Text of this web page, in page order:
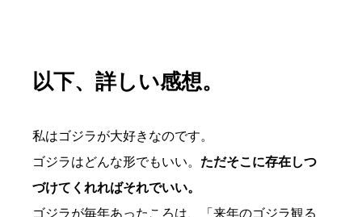
以下、詳しい感想。
私はゴジラが大好きなのです。
ゴジラはどんな形でもいい。 ただそこに存在しつ
づけてくれればそれでいい。
ゴジラが毎年あったころは、「来年のゴジラ観る